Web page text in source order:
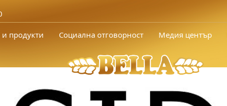
продукти Социална отговорност Медия център